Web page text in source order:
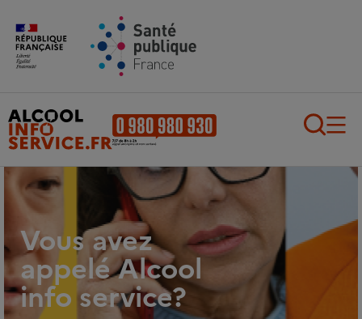
Aller au contenu principal
Vous avez
appelé Alcool
info service?